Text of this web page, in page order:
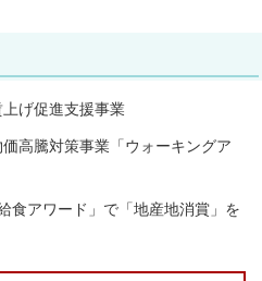
げ促進支援事業
高騰対策事業「ウォーキングア
食アワード」で「地産地消賞」を